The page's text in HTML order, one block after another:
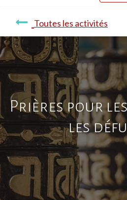
Toutes les activités
Prières pour
les